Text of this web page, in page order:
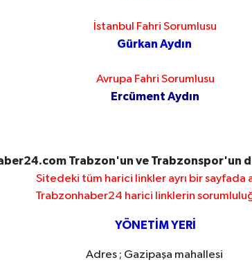
İstanbul Fahri Sorumlusu
Gürkan Aydın
Avrupa Fahri Sorumlusu
Ercüment Aydın
Trabzon'un ve Trabzonspor'un
Sitedeki tüm harici linkler ayrı bir sayfada
Trabzonhaber24 harici linklerin
YÖNETİM YERİ
Adres ; Gazipaşa mahallesi